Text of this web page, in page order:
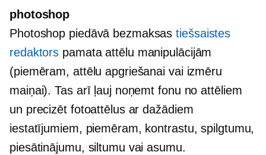
photoshop
Photoshop piedāvā bezmaksastiešsaistes
redaktors pamata attēlu manipulācijām
(piemēram, attēlu apgriešanai vai izmēru
maiņai). Tas arī ļauj noņemt fonu no attēliem
un precizēt fotoattēlus ar dažādiem
iestatījumiem, piemēram, kontrastu, spilgtumu,
piesātinājumu, siltumu vai asumu.